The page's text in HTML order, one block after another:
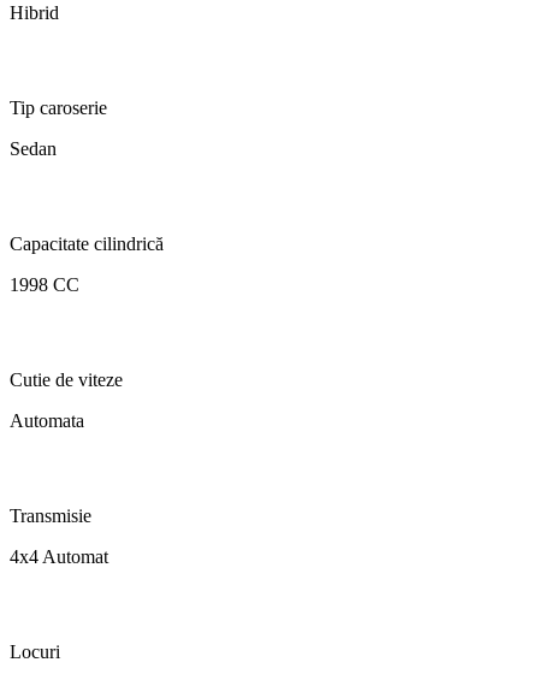
Hibrid
Tip caroserie
Sedan
Capacitate cilindrică
1998 CC
Cutie de viteze
Automata
Transmisie
4x4 Automat
Locuri